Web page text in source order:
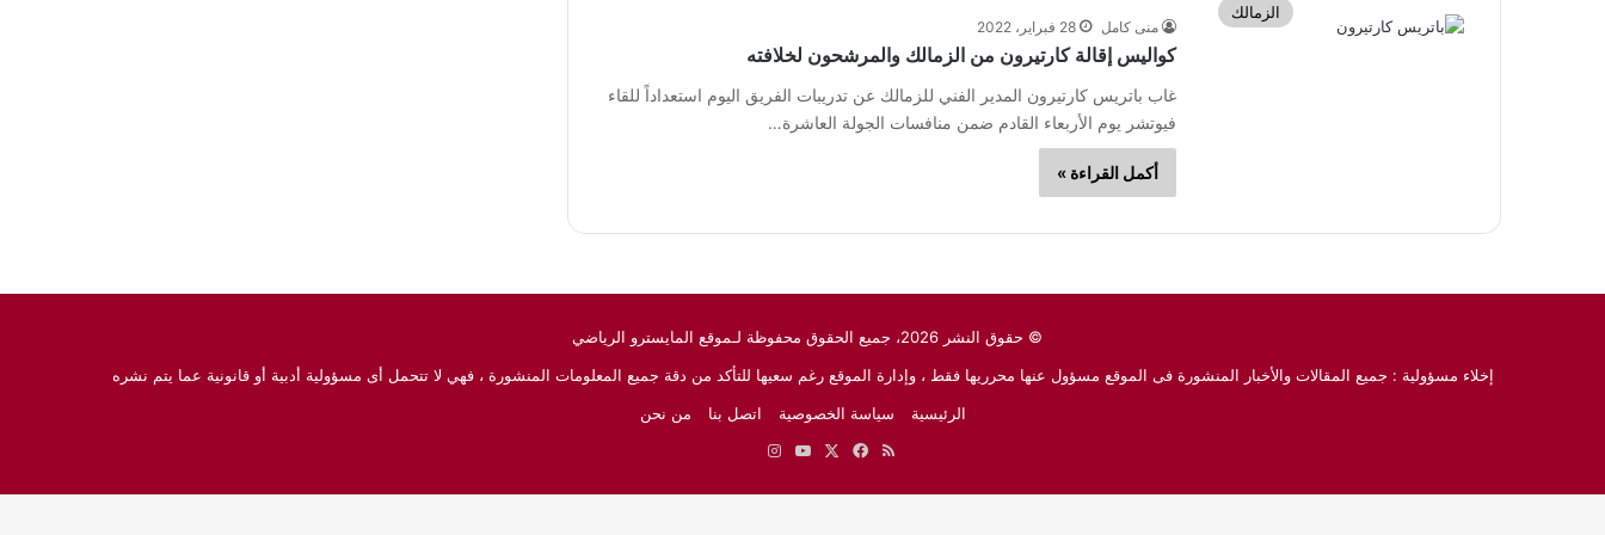
الزمالك
منى كامل 28 فبراير، 2022
كواليس إقالة كارتيرون من الزمالك والمرشحون لخلافته
غاب باتريس كارتيرون المدير الفني للزمالك عن تدريبات الفريق اليوم استعداداً للقاء
فيوتشر يوم الأربعاء القادم ضمن منافسات الجولة العاشرة…
أكمل القراءة »
© حقوق النشر 2026، جميع الحقوق محفوظة لـموقع المايسترو الرياضي
إخلاء مسؤولية : جميع المقالات والأخبار المنشورة فى الموقع مسؤول عنها محرريها فقط ، وإدارة الموقع رغم سعيها للتأكد من دقة جميع المعلومات المنشورة ، فهي لا تتحمل أى مسؤولية أدبية أو قانونية عما يتم نشره
الرئيسية
سياسة الخصوصية اتصل بنا
من نحن
ملخصفيسبوك ‫YouTubeانستقرام